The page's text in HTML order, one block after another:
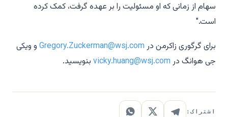
سهام از زمانی که او مسئولیت را بر عهده گرفت، کمک کرده
است."
برای گرگوری زاکرمن در Gregory.Zuckerman@wsj.com و ویکی
جی هوانگ در vicky.huang@wsj.com بنویسید.
اشتراک: